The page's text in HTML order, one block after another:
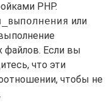
PHP.
или
файлов. Если вы
что эти
чтобы не